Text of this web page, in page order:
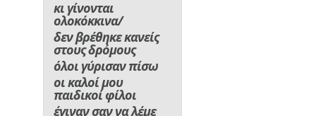
κι γίνονται
ολοκόκκινα/
δεν βρέθηκε κανείς
στους δρόμους
όλοι γύρισαν πίσω
οι καλοί μου
παιδικοί φίλοι
έγιναν σαν να λέμε